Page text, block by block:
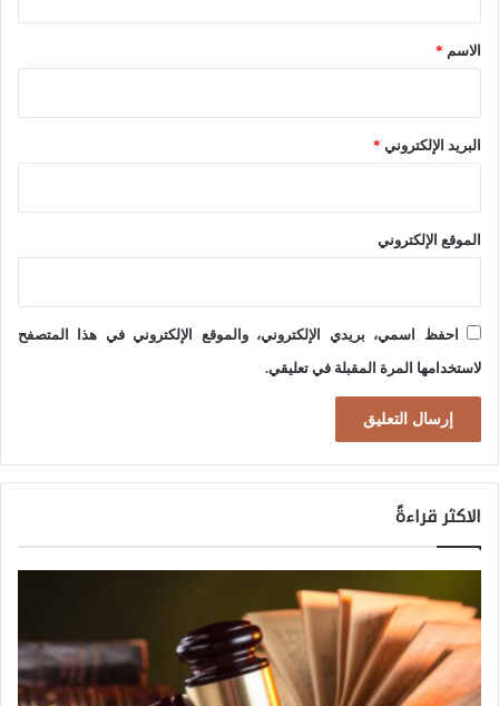
*الاسم *
البريد الإلكتروني *
الموقع الإلكتروني
احفظ اسمي، بريدي الإلكتروني، والموقع الإلكتروني في هذا المتصفح
لاستخدامها المرة المقبلة في تعليقي.
الاكثر قراءةً